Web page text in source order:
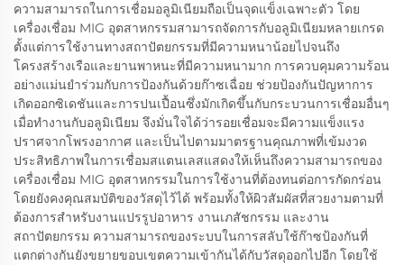
ความสามารถในการเชื่อมอลูมิเนียมถือเป็นจุดแข็งเฉพาะตัว โดย
เครื่องเชื่อม MIG อุตสาหกรรมสามารถจัดการกับอลูมิเนียมหลายเกรด
ตั้งแต่การใช้งานทางสถาปัตยกรรมที่มีความหนาน้อยไปจนถึง
โครงสร้างเรือและยานพาหนะที่มีความหนามาก การควบคุมความร้อน
อย่างแม่นยำร่วมกับการป้องกันด้วยก๊าซเฉื่อย ช่วยป้องกันปัญหาการ
เกิดออกซิเดชันและการปนเปื้อนซึ่งมักเกิดขึ้นกับกระบวนการเชื่อมอื่นๆ
เมื่อทำงานกับอลูมิเนียม จึงมั่นใจได้ว่ารอยเชื่อมจะมีความแข็งแรง
ปราศจากโพรงอากาศ และเป็นไปตามมาตรฐานคุณภาพที่เข้มงวด
ประสิทธิภาพในการเชื่อมสแตนเลสแสดงให้เห็นถึงความสามารถของ
เครื่องเชื่อม MIG อุตสาหกรรมในการใช้งานที่ต้องทนต่อการกัดกร่อน
โดยยังคงคุณสมบัติของวัสดุไว้ได้ พร้อมทั้งให้ผิวสัมผัสที่สวยงามตามที่
ต้องการสำหรับงานแปรรูปอาหาร งานเภสัชกรรม และงาน
สถาปัตยกรรม ความสามารถของระบบในการสลับใช้ก๊าซป้องกันที่
แตกต่างกันยังขยายขอบเขตความเข้ากันได้กับวัสดุออกไปอีก โดยใช้